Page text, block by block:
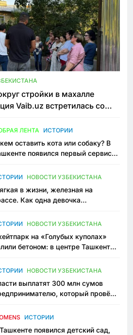
стройки в махалле
Vaib.uz встретилась со
ЛЕНТА ИСТОРИИ
оставить кота или собаку? В
появился первый сервис
НОВОСТИ УЗБЕКИСТАНА
в жизни, железная на
Как одна девочка
НОВОСТИ УЗБЕКИСТАНА
на «Голубых куполах»
бетоном: в центре Ташкента
НОВОСТИ УЗБЕКИСТАНА
выплатят 300 млн сумов
который провёл
ИСТОРИИ
появился детский сад,